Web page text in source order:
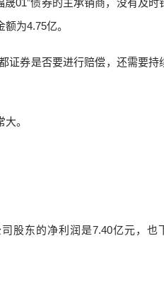
为4.75亿。
证券是否要进行赔偿，还需要持
。
股东的净利润是7.40亿元，也